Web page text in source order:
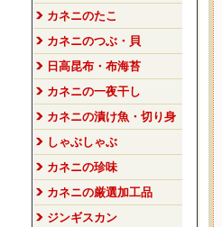
カネニのたこ
カネニのつぶ・貝
日高昆布・布海苔
カネニの一夜干し
カネニの漬け魚・切り身
しゃぶしゃぶ
カネニの珍味
カネニの厳選加工品
ジンギスカン